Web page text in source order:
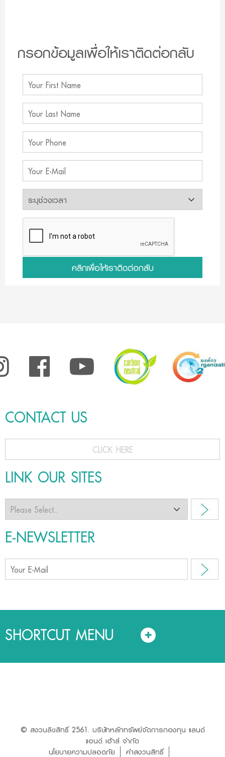
กรอกข้อมูลเพื่อให้เราติดต่อกลับ
คลิกเพื่อให้เราติดต่อกลับ
CONTACT US
CLICK HERE
LINK OUR SITES
E-NEWSLETTER
SHORTCUT MENU
© สงวนลิขสิทธิ์ 2561. บริษัทหลักทรัพย์จัดการกองทุน แลนด์
แอนด์ เฮ้าส์ จำกัด
นโยบายความปลอดภัย
คำสงวนสิทธิ์